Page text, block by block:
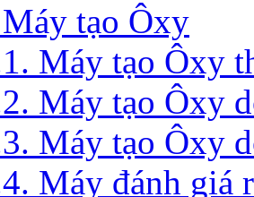
tạo Ôxy
Máy tạo Ôxy
Máy tạo Ôxy
Máy tạo Ôxy
Máy đánh giá